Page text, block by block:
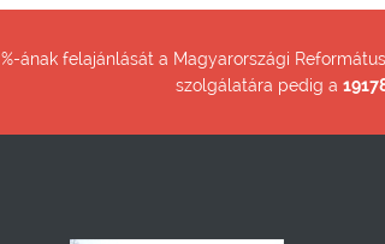
ának felajánlását a Magyarországi
szolgálatára pedig a